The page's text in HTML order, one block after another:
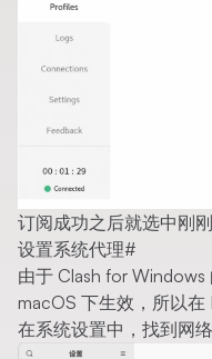
订阅成功之后就选中刚
设置系统代理#
由于 Clash for
macOS 下生效，所以在
在系统设置中，找到网络